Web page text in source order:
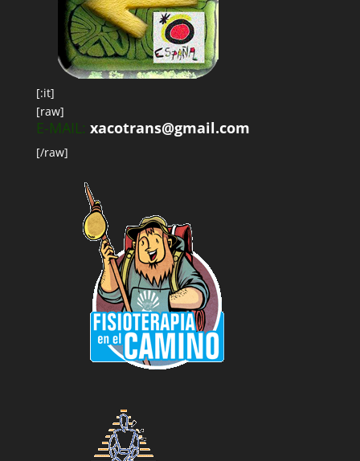
[:it]
[raw]
E-MAIL: xacotrans@gmail.com
[/raw]